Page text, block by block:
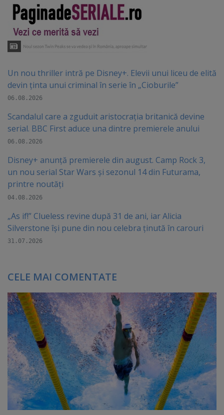
Un nou thriller intră pe Disney+. Elevii unui liceu de elită
devin ținta unui criminal în serie în „Cioburile”
06.08.2026
Scandalul care a zguduit aristocrația britanică devine
serial. BBC First aduce una dintre premierele anului
06.08.2026
Disney+ anunță premierele din august. Camp Rock 3,
un nou serial Star Wars și sezonul 14 din Futurama,
printre noutăți
04.08.2026
„As if!” Clueless revine după 31 de ani, iar Alicia
Silverstone își pune din nou celebra ținută în carouri
31.07.2026
CELE MAI COMENTATE